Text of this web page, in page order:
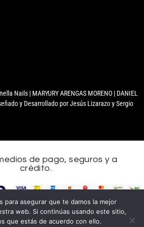
Nails | MARYURY ARENGAS MORENO | DANIEL
y Desarrollado por Jesús Lizarazo y Sergio
de pago, seguros y a
crédito.
para asegurar que te damos la mejor
web. Si continúas usando este sitio,
que estás de acuerdo con ello.